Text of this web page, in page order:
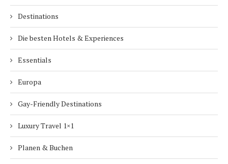
Destinations
Die besten Hotels & Experiences
Essentials
Europa
Gay-Friendly Destinations
Luxury Travel 1×1
Planen & Buchen